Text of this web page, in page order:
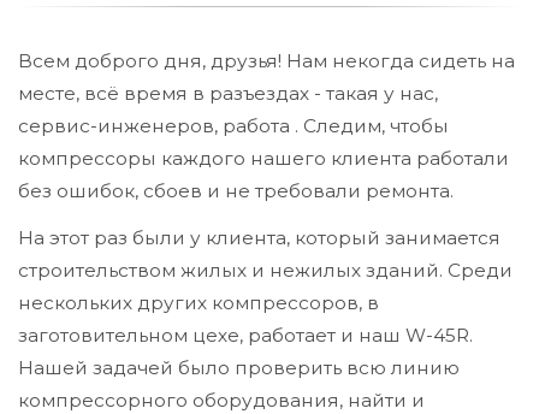
Всем доброго дня, друзья! Нам некогда сидеть на
месте, всё время в разъездах - такая у нас,
сервис-инженеров, работа . Следим, чтобы
компрессоры каждого нашего клиента работали
без ошибок, сбоев и не требовали ремонта.
На этот раз были у клиента, который занимается
строительством жилых и нежилых зданий. Среди
нескольких других компрессоров, в
заготовительном цехе, работает и наш W-45R.
Нашей задачей было проверить всю линию
компрессорного оборудования, найти и